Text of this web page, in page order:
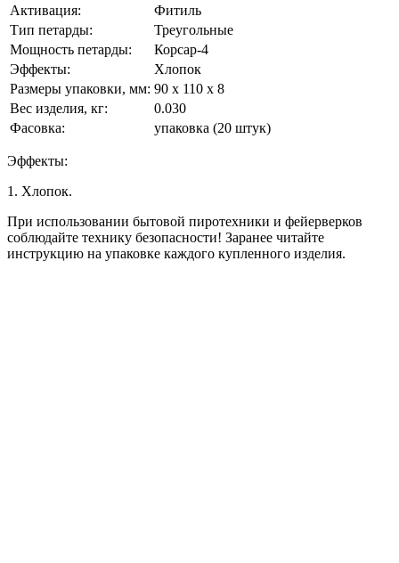
Активация:
Фитиль
Тип петарды:
Треугольные
Мощность петарды:
Корсар-4
Эффекты:
Хлопок
Размеры упаковки, мм: 90 х 110 х 8
Вес изделия, кг:
0.030
Фасовка:
упаковка (20 штук)
Эффекты:
1. Хлопок.
При использовании бытовой пиротехники и фейерверков
соблюдайте технику безопасности! Заранее читайте
инструкцию на упаковке каждого купленного изделия.